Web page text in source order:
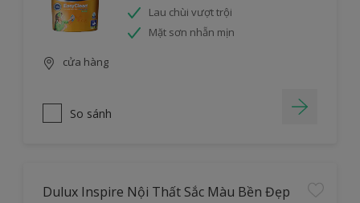
Lau chùi vượt trội
Mặt sơn nhẵn mịn
cửa hàng
So sánh
Dulux Inspire Nội Thất Sắc Màu Bền Đẹp